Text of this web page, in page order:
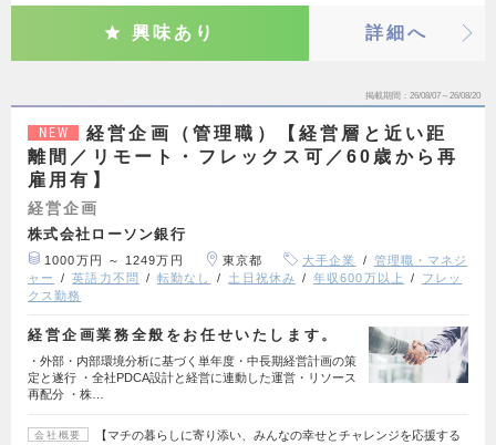
興味あり 詳細へ
掲載期間 26/08/07～26/08/20
NEW
経営企画（管理職）【経営層と近い距
離間／リモート・フレックス可／60歳から再
雇用有】
経営企画
株式会社ローソン銀行
1000万円 ～ 1249万円 東京都 大手企業
管理職・マネジ
ャー
英語力不問 転勤なし 土日祝休み 年収600万以上
フレッ
クス勤務
経営企画業務全般をお任せいたします。
・外部・内部環境分析に基づく単年度・中長期経営計画の策
定と遂行 ・全社PDCA設計と経営に連動した運営・リソース
再配分 ・株…
会社概要
【マチの暮らしに寄り添い、みんなの幸せとチャレンジを応援する